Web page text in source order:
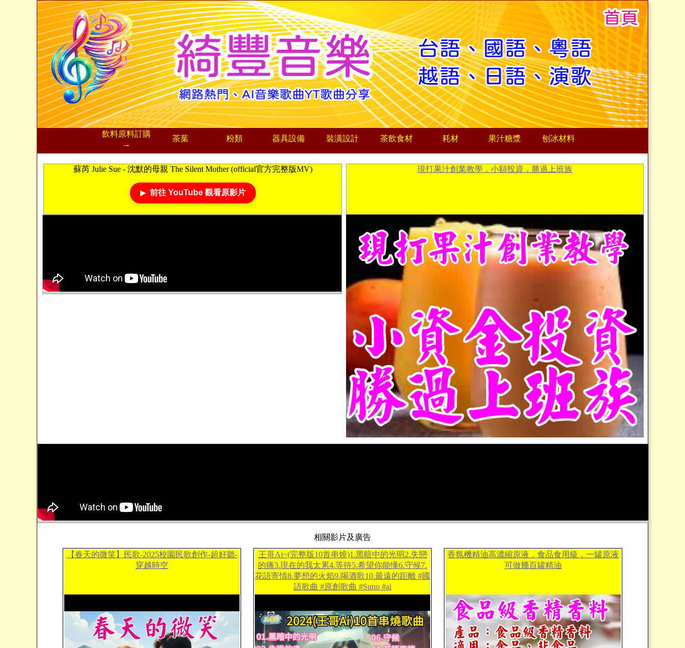
飲料原料訂購
→
茶葉 粉類 器具設備 裝潢設計 茶飲食材 耗材 果汁糖漿 刨冰材料
蘇芮 Julie Sue - 沈默的母親 The Silent Mother (official官方完整版MV)
前往 YouTube 觀看原影片
現打果汁創業教學，小額投資，勝過上班族
相關影片及廣告
【春天的微笑】民歌-2025校園民歌創作-超好聽-
穿越時空
王哥Ai~(完整版10首串燒)1.黑暗中的光明2.失戀
的痛3.現在的我太累4.等待5.希望你能懂6.守候7.
花語寄情8.夢想的火焰9.喝酒歌10.最遠的距離 #國
語歌曲 #原創歌曲 #Suno #ai
香氛機精油高濃縮原液，食品食用級，一罐原液
可做幾百罐精油